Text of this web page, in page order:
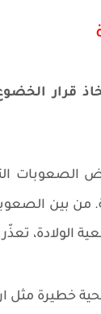
قرار
الصعوبات
من بين
خطيرة مثل